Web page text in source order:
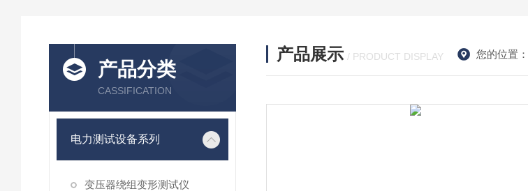
产品分类
CASSIFICATION
电力测试设备系列
变压器绕组变形测试仪
产品展示 / PRODUCT DISPLAY 您的位置：